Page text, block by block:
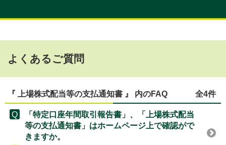
よくあるご質問
『 上場株式配当等の支払通知書 』 内のFAQ 全4件
「特定口座年間取引報告書」、「上場株式配当
等の支払通知書」はホームページ上で確認がで
きますか。